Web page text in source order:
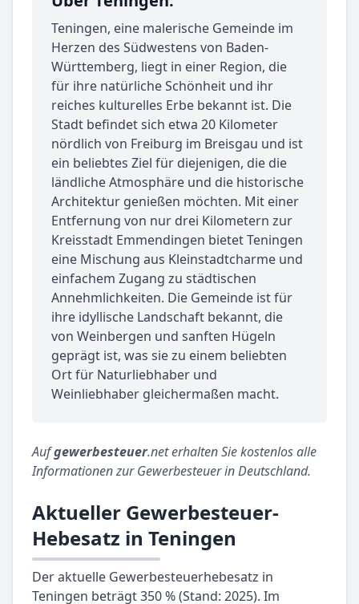
Teningen, eine malerische Gemeinde im
Herzen des Südwestens von Baden-
Württemberg, liegt in einer Region, die
für ihre natürliche Schönheit und ihr
reiches kulturelles Erbe bekannt ist. Die
Stadt befindet sich etwa 20 Kilometer
nördlich von Freiburg im Breisgau und ist
ein beliebtes Ziel für diejenigen, die die
ländliche Atmosphäre und die historische
Architektur genießen möchten. Mit einer
Entfernung von nur drei Kilometern zur
Kreisstadt Emmendingen bietet Teningen
eine Mischung aus Kleinstadtcharme und
einfachem Zugang zu städtischen
Annehmlichkeiten. Die Gemeinde ist für
ihre idyllische Landschaft bekannt, die
von Weinbergen und sanften Hügeln
geprägt ist, was sie zu einem beliebten
Ort für Naturliebhaber und
Weinliebhaber gleichermaßen macht.
Aufgewerbesteuer.net erhalten Sie kostenlos alle
Informationen zur Gewerbesteuer in Deutschland.
Aktueller Gewerbesteuer-
Hebesatz in Teningen
Der aktuelle Gewerbesteuerhebesatz in
Teningen beträgt 350 % (Stand: 2025). Im